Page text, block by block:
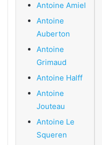
Antoine Amiel
Antoine
Auberton
Antoine
Grimaud
Antoine Halff
Antoine
Jouteau
Antoine Le
Squeren